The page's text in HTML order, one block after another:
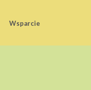
Wsparcie